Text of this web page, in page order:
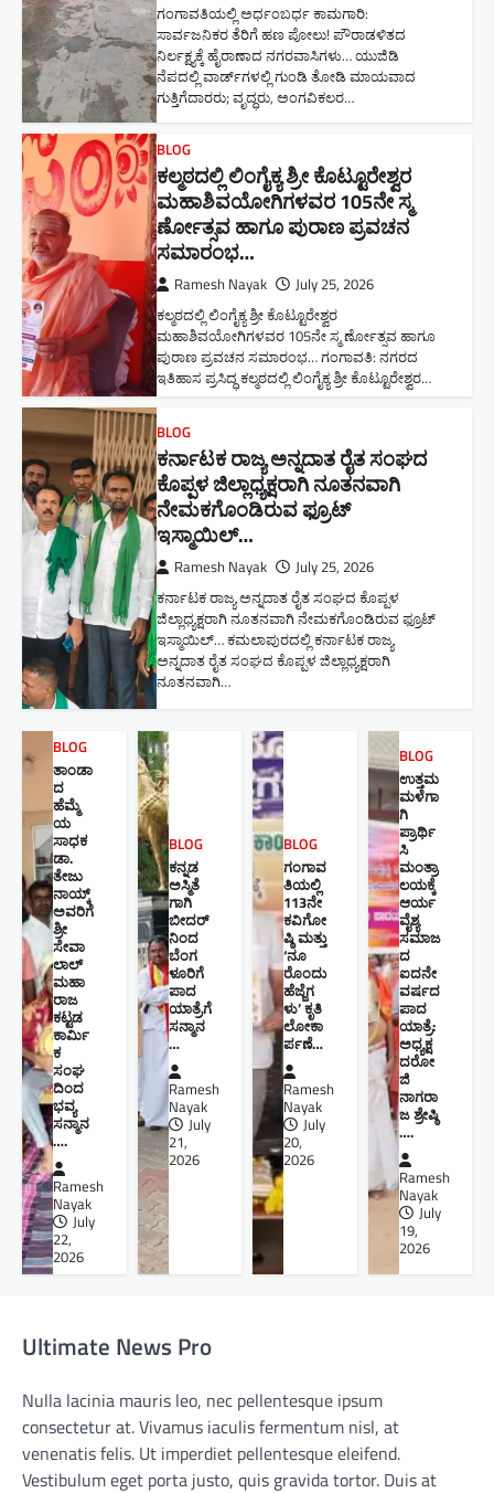
ಗಂಗಾವತಿಯಲ್ಲಿ ಅರ್ಧಂಬರ್ಧ ಕಾಮಗಾರಿ:
ಸಾರ್ವಜನಿಕರ ತೆರಿಗೆ ಹಣ ಪೋಲು! ಪೌರಾಡಳಿತದ
ನಿರ್ಲಕ್ಷ್ಯಕ್ಕೆ ಹೈರಾಣಾದ ನಗರವಾಸಿಗಳು​… ಯುಜಿಡಿ
ನೆಪದಲ್ಲಿ ವಾರ್ಡ್‌ಗಳಲ್ಲಿ ಗುಂಡಿ ತೋಡಿ ಮಾಯವಾದ
ಗುತ್ತಿಗೆದಾರರು; ವೃದ್ಧರು, ಅಂಗವಿಕಲರ…
BLOG
ಕಲ್ಮಠದಲ್ಲಿ ಲಿಂಗೈಕ್ಯ ಶ್ರೀ ಕೊಟ್ಟೂರೇಶ್ವರ
ಮಹಾಶಿವಯೋಗಿಗಳವರ 105ನೇ ಸ್ಮ
ರ್ಣೋತ್ಸವ ಹಾಗೂ ಪುರಾಣ ಪ್ರವಚನ
ಸಮಾರಂಭ​…
Ramesh Nayak July 25, 2026
ಕಲ್ಮಠದಲ್ಲಿ ಲಿಂಗೈಕ್ಯ ಶ್ರೀ ಕೊಟ್ಟೂರೇಶ್ವರ
ಮಹಾಶಿವಯೋಗಿಗಳವರ 105ನೇ ಸ್ಮ ರ್ಣೋತ್ಸವ ಹಾಗೂ
ಪುರಾಣ ಪ್ರವಚನ ಸಮಾರಂಭ​… ಗಂಗಾವತಿ: ನಗರದ
ಇತಿಹಾಸ ಪ್ರಸಿದ್ಧ ಕಲ್ಮಠದಲ್ಲಿ ಲಿಂಗೈಕ್ಯ ಶ್ರೀ ಕೊಟ್ಟೂರೇಶ್ವರ…
BLOG
ಕರ್ನಾಟಕ ರಾಜ್ಯ ಅನ್ನದಾತ ರೈತ ಸಂಘದ
ಕೊಪ್ಪಳ ಜಿಲ್ಲಾಧ್ಯಕ್ಷರಾಗಿ ನೂತನವಾಗಿ
ನೇಮಕಗೊಂಡಿರುವ ಫ್ರೂಟ್
ಇಸ್ಮಾಯಿಲ್…
Ramesh Nayak July 25, 2026
ಕರ್ನಾಟಕ ರಾಜ್ಯ ಅನ್ನದಾತ ರೈತ ಸಂಘದ ಕೊಪ್ಪಳ
ಜಿಲ್ಲಾಧ್ಯಕ್ಷರಾಗಿ ನೂತನವಾಗಿ ನೇಮಕಗೊಂಡಿರುವ ಫ್ರೂಟ್
ಇಸ್ಮಾಯಿಲ್… ಕಮಲಾಪುರದಲ್ಲಿ ಕರ್ನಾಟಕ ರಾಜ್ಯ
ಅನ್ನದಾತ ರೈತ ಸಂಘದ ಕೊಪ್ಪಳ ಜಿಲ್ಲಾಧ್ಯಕ್ಷರಾಗಿ
ನೂತನವಾಗಿ…
BLOG
ತಾಂಡಾ
ದ
ಹೆಮ್ಮೆ
ಯ
ಸಾಧಕ
ಡಾ.
ತೇಜು
ನಾಯ್ಕ್
ಅವರಿಗೆ
ಶ್ರೀ
ಸೇವಾ
ಲಾಲ್
ಮಹಾ
ರಾಜ
ಕಟ್ಟಡ
ಕಾರ್ಮಿ
ಕ
ಸಂಘ
ದಿಂದ
ಭವ್ಯ
ಸನ್ಮಾನ
….
Ramesh
Nayak
July
22,
2026
BLOG
ಕನ್ನಡ
ಅಸ್ಮಿತೆ
ಗಾಗಿ
ಬೀದರ್
ನಿಂದ
ಬೆಂಗ
ಳೂರಿಗೆ
ಪಾದ
ಯಾತ್ರೆಗೆ
ಸನ್ಮಾನ
…
Ramesh
Nayak
July
21,
2026
BLOG
ಗಂಗಾವ
ತಿಯಲ್ಲಿ
113ನೇ
ಕವಿಗೋ
ಷ್ಠಿ ಮತ್ತು
‘ನೂ
ರೊಂದು
ಹೆಜ್ಜೆಗ
ಳು’ ಕೃತಿ
ಲೋಕಾ
ರ್ಪಣೆ…
Ramesh
Nayak
July
20,
2026
BLOG
ಉತ್ತಮ
ಮಳೆಗಾ
ಗಿ
ಪ್ರಾರ್ಥಿ
ಸಿ
ಮಂತ್ರಾ
ಲಯಕ್ಕೆ
ಆರ್ಯ
ವೈಶ್ಯ
ಸಮಾಜ
ದ
ಐದನೇ
ವರ್ಷದ
ಪಾದ
ಯಾತ್ರೆ:
ಅಧ್ಯಕ್ಷ
ದರೋ
ಜಿ
ನಾಗರಾ
ಜ ಶ್ರೇಷ್ಠಿ ​
….
Ramesh
Nayak
July
19,
2026
Ultimate News Pro
Nulla lacinia mauris leo, nec pellentesque ipsum
consectetur at. Vivamus iaculis fermentum nisl, at
venenatis felis. Ut imperdiet pellentesque eleifend.
Vestibulum eget porta justo, quis gravida tortor. Duis at